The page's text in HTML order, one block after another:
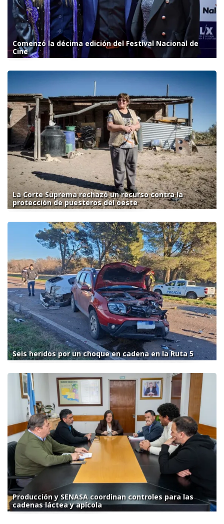
Comenzó la décima edición del Festival Nacional de
Cine
La Corte Suprema rechazó un recurso contra la
protección de puesteros del oeste
Seis heridos por un choque en cadena en la Ruta 5
Producción y SENASA coordinan controles para las
cadenas láctea y apícola